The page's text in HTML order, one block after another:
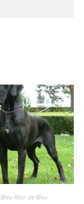
Bleu-Noir de Bleu